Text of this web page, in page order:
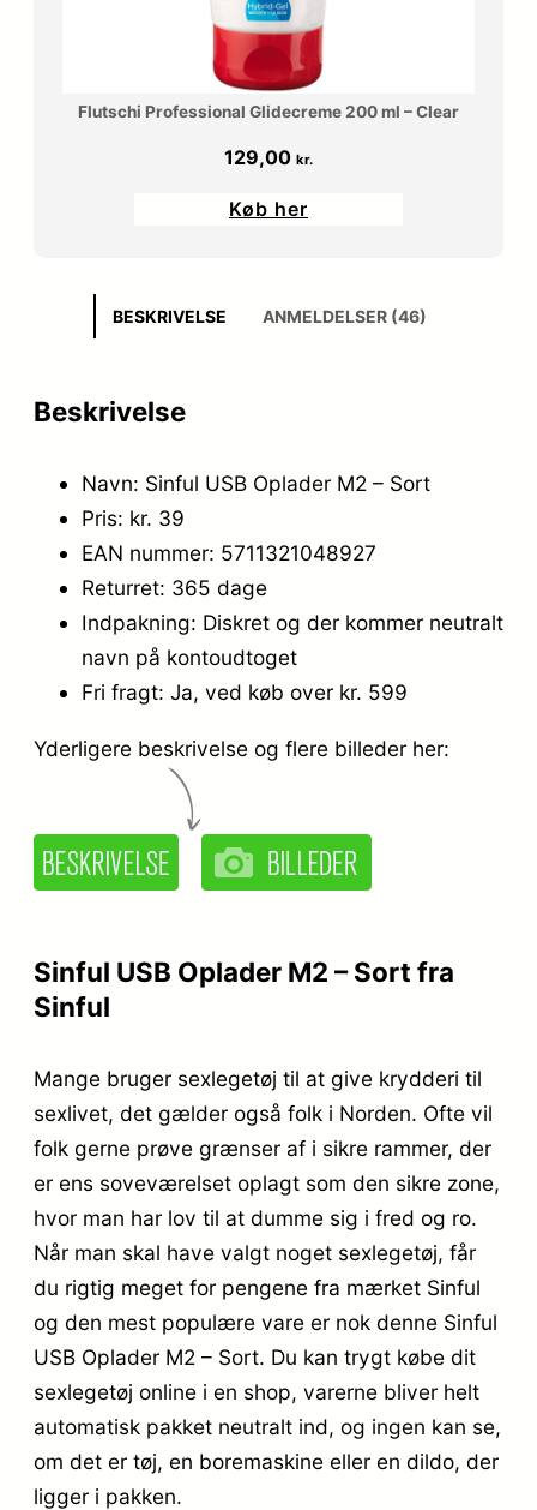
Flutschi Professional Glidecreme 200 ml – Clear
129,00 kr.
Køb her
BESKRIVELSE ANMELDELSER (46)
Beskrivelse
Navn: Sinful USB Oplader M2 – Sort
Pris: kr. 39
EAN nummer: 5711321048927
Returret: 365 dage
Indpakning: Diskret og der kommer neutralt
navn på kontoudtoget
Fri fragt: Ja, ved køb over kr. 599
Yderligere beskrivelse og flere billeder her:
Sinful USB Oplader M2 – Sort fra
Sinful
Mange bruger sexlegetøj til at give krydderi til
sexlivet, det gælder også folk i Norden. Ofte vil
folk gerne prøve grænser af i sikre rammer, der
er ens soveværelset oplagt som den sikre zone,
hvor man har lov til at dumme sig i fred og ro.
Når man skal have valgt noget sexlegetøj, får
du rigtig meget for pengene fra mærket Sinful
og den mest populære vare er nok denne Sinful
USB Oplader M2 – Sort. Du kan trygt købe dit
sexlegetøj online i en shop, varerne bliver helt
automatisk pakket neutralt ind, og ingen kan se,
om det er tøj, en boremaskine eller en dildo, der
ligger i pakken.